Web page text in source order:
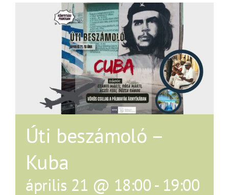
Úti beszámoló –
Kuba
április 21 @ 18:00- 19:00